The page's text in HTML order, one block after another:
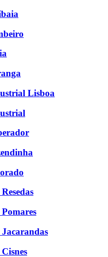
Lisboa